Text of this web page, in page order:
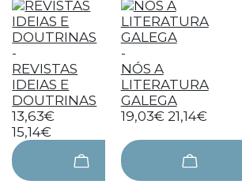
-
REVISTAS
IDEIAS E
DOUTRINAS
13,63€
15,14€
-
NÓS A
LITERATURA
GALEGA
19,03€ 21,14€